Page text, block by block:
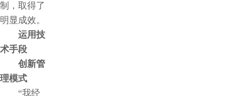
制，取得了
明显成效。
运用技
术手段
创新管
理模式
“我经